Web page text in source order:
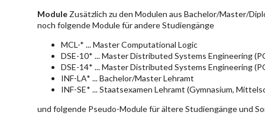
Module Zusätzlich zu den Modulen aus Bachelor/Master/
noch folgende Module für andere Studiengänge
MCL-* ... Master Computational Logic
DSE-10* ... Master Distributed Systems Engineering
DSE-14* ... Master Distributed Systems Engineering
INF-LA* ... Bachelor/Master Lehramt
INF-SE* ... Staatsexamen Lehramt (Gymnasium,
und folgende Pseudo-Module für ältere Studiengänge und